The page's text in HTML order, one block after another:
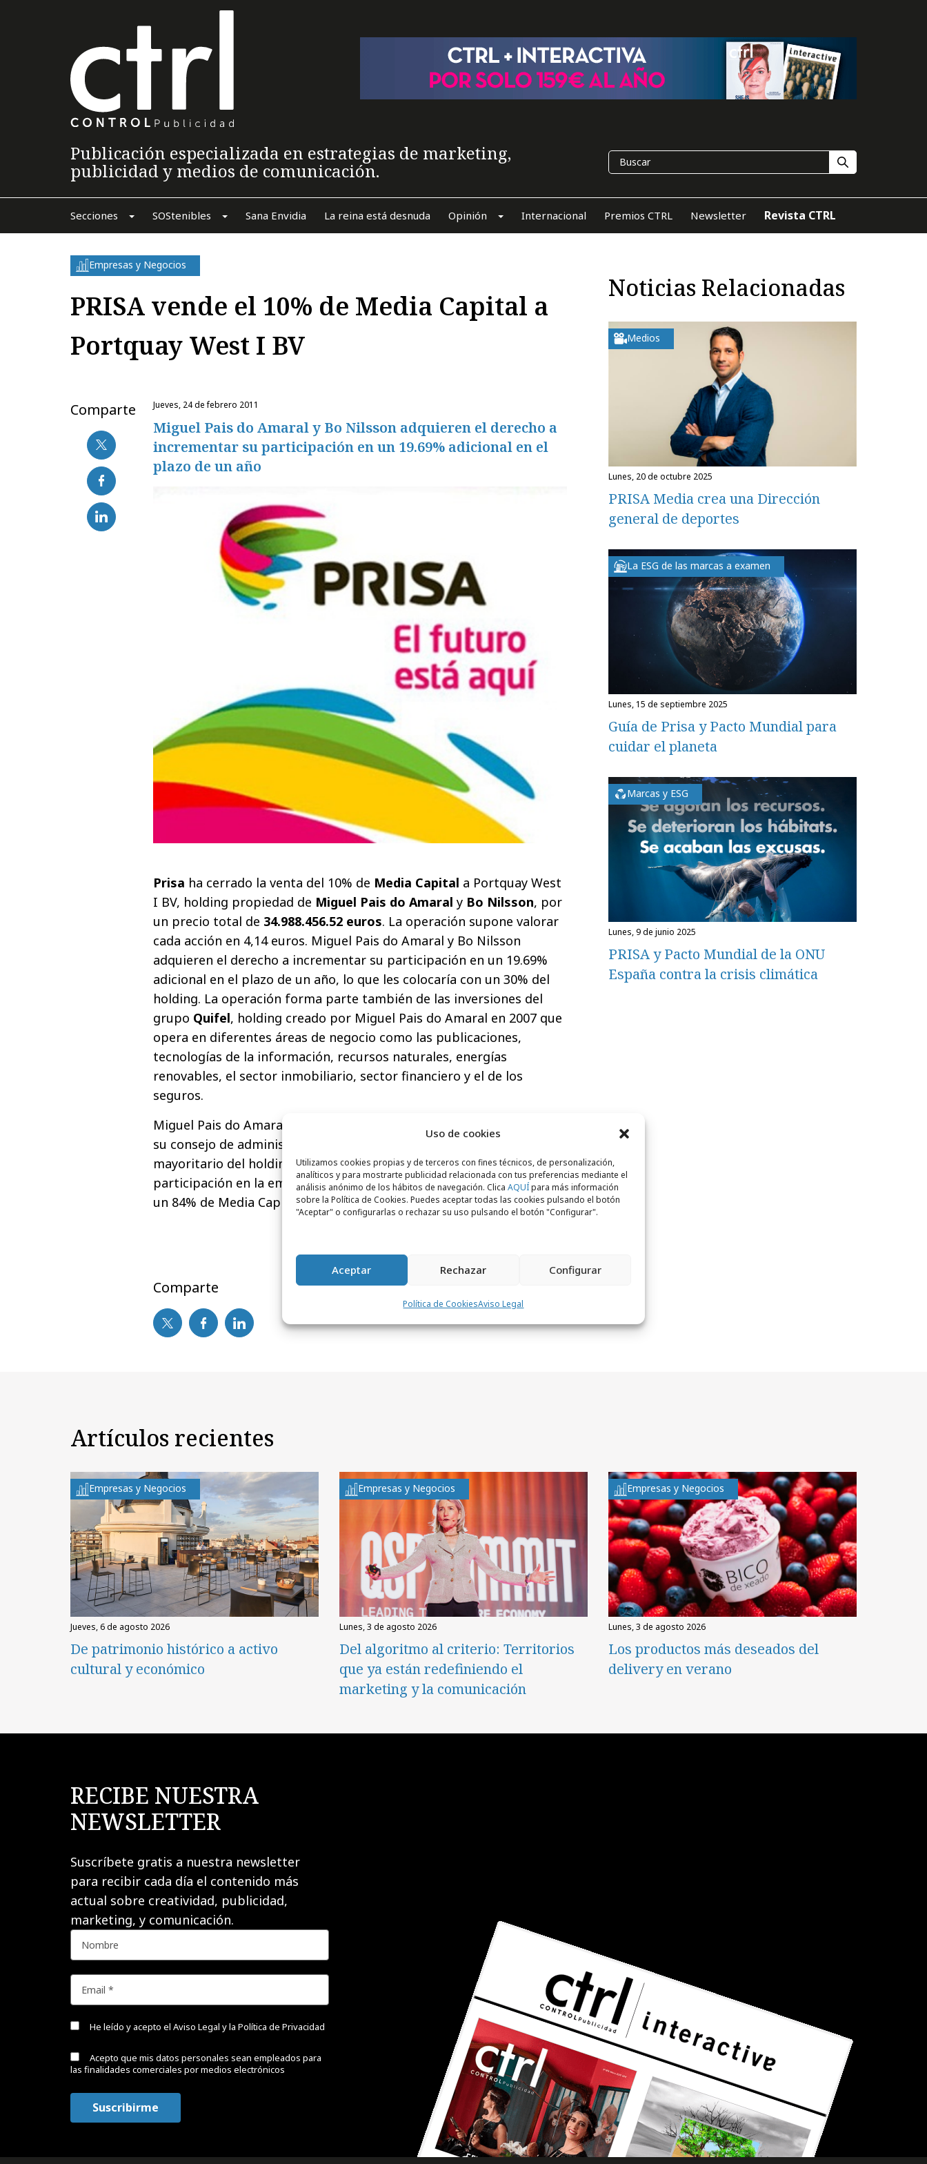
Uso de cookies
Utilizamos cookies propias y de terceros con fines técnicos, de personalización,
analíticos y para mostrarte publicidad relacionada con tus preferencias mediante el
análisis anónimo de los hábitos de navegación. Clica AQUÍpara más información
sobre la Política de Cookies. Puedes aceptar todas las cookies pulsando el botón
"Aceptar" o configurarlas o rechazar su uso pulsando el botón "Configurar".
Aceptar Rechazar Configurar
Política de CookiesAviso Legal
Publicación especializada en estrategias de marketing,
publicidad y medios de comunicación.
Secciones SOStenibles Sana Envidia La reina está desnuda Opinión Internacional Premios CTRL Newsletter Revista CTRL
Empresas y Negocios
PRISA vende el 10% de Media Capital a
Portquay West I BV
Comparte jueves, 24 de febrero 2011
Miguel Pais do Amaral y Bo Nilsson adquieren el derecho a
incrementar su participación en un 19.69% adicional en el
plazo de un año
Prisa ha cerrado la venta del 10% de Media Capital a Portquay West
I BV, holding propiedad de Miguel Pais do Amaral y Bo Nilsson, por
un precio total de 34.988.456.52 euros. La operación supone valorar
cada acción en 4,14 euros. Miguel Pais do Amaral y Bo Nilsson
adquieren el derecho a incrementar su participación en un 19.69%
adicional en el plazo de un año, lo que les colocaría con un 30% del
holding. La operación forma parte también de las inversiones del
grupo Quifel, holding creado por Miguel Pais do Amaral en 2007 que
opera en diferentes áreas de negocio como las publicaciones,
tecnologías de la información, recursos naturales, energías
renovables, el sector inmobiliario, sector financiero y el de los
seguros.
Miguel Pais do Amaral fue fundador de Media Capital, presidente de
su consejo de administración entre 2000 y 2007 y accionista
mayoritario del holding hasta que en 2005 Prisa compró su
participación en la empresa. Con esta última venta Prisa mantiene
un 84% de Media Capital.
Comparte
Noticias Relacionadas
Medios
lunes, 20 de octubre 2025
PRISA Media crea una Dirección
general de deportes
La ESG de las marcas a examen
lunes, 15 de septiembre 2025
Guía de Prisa y Pacto Mundial para
cuidar el planeta
Marcas y ESG
lunes, 9 de junio 2025
PRISA y Pacto Mundial de la ONU
España contra la crisis climática
Artículos recientes
Empresas y Negocios
jueves, 6 de agosto 2026
De patrimonio histórico a activo
cultural y económico
Empresas y Negocios
lunes, 3 de agosto 2026
Del algoritmo al criterio: Territorios
que ya están redefiniendo el
marketing y la comunicación
Empresas y Negocios
lunes, 3 de agosto 2026
Los productos más deseados del
delivery en verano
RECIBE NUESTRA
NEWSLETTER
Suscríbete gratis a nuestra newsletter
para recibir cada día el contenido más
actual sobre creatividad, publicidad,
marketing, y comunicación.
He leído y acepto el Aviso Legal y la Política de Privacidad
Acepto que mis datos personales sean empleados para
las finalidades comerciales por medios electrónicos